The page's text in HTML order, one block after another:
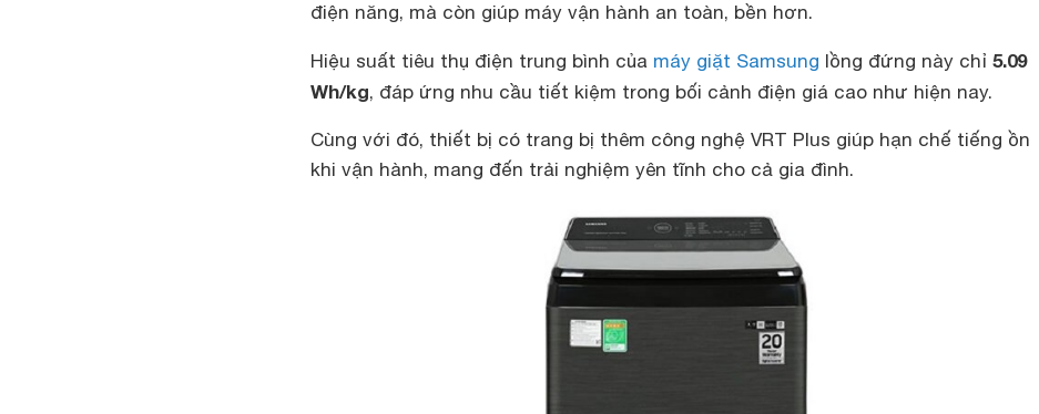
điện năng, mà còn giúp máy vận hành an toàn, bền hơn.
Hiệu suất tiêu thụ điện trung bình của máy giặt Samsung lồng đứng này chỉ 5.09
Wh/kg, đáp ứng nhu cầu tiết kiệm trong bối cảnh điện giá cao như hiện nay.
Cùng với đó, thiết bị có trang bị thêm công nghệ VRT Plus giúp hạn chế tiếng ồn
khi vận hành, mang đến trải nghiệm yên tĩnh cho cả gia đình.